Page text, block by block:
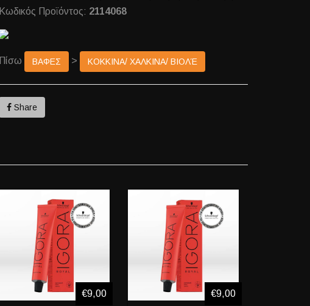
Κωδικός Προϊόντος: 2114068
Πίσω ΒΑΦΕΣ > ΚΟΚΚΙΝΑ/ ΧΑΛΚΙΝΑ/ ΒΙΟΛΈ
Share
€9,00
€9,00